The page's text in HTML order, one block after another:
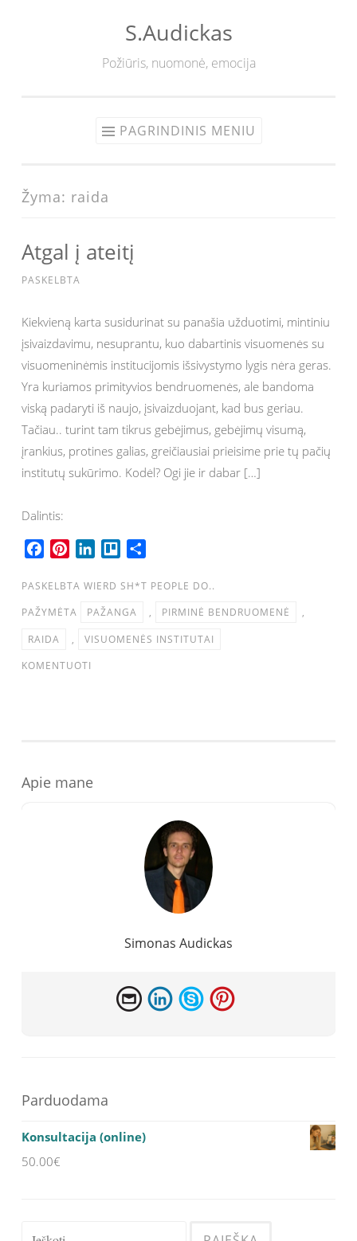
S.Audickas
Požiūris, nuomonė, emocija
PAGRINDINIS MENIU
Žyma: raida
Atgal į ateitį
PASKELBTA
Kiekvieną karta susidurinat su panašia užduotimi, mintiniu
įsivaizdavimu, nesuprantu, kuo dabartinis visuomenės su
visuomeninėmis institucijomis išsivystymo lygis nėra geras.
Yra kuriamos primityvios bendruomenės, ale bandoma
viską padaryti iš naujo, įsivaizduojant, kad bus geriau.
Tačiau.. turint tam tikrus gebėjimus, gebėjimų visumą,
įrankius, protines galias, greičiausiai prieisime prie tų pačių
institutų sukūrimo. Kodėl? Ogi jie ir dabar […]
Dalintis:
c
e
o
o
n
t
r
e
n
k
d
e
l
o
a
PASKELBTA WIERD SH*T PEOPLE DO..
PAŽYMĖTA
PAŽANGA , PIRMINĖ BENDRUOMENĖ
,
RAIDA
,
VISUOMENĖS INSTITUTAI
KOMENTUOTI
Apie mane
Simonas Audickas
Parduodama
Konsultacija (online)
50.00€
Ieškoti: